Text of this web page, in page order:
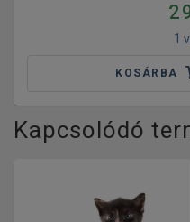
2
1
KOSÁRBA
Kapcsolódó